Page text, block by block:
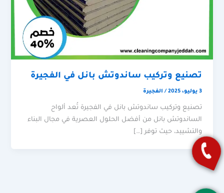
تصنيع وتركيب ساندوتش بانل في الفجيرة
3 يوليو، 2025 / الفجيرة
تصنيع وتركيب ساندوتش بانل في الفجيرة تُعد ألواح
الساندوتش بانل من أفضل الحلول العصرية في مجال البناء
والتشييد، حيث توفر […]